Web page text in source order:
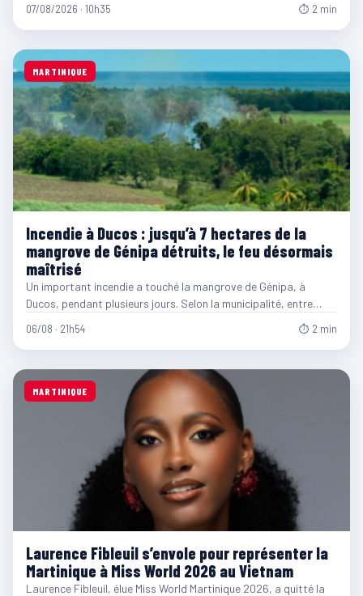
07/08/2026 · 10h35 ⏱ 2 min
MARTINIQUE
Incendie à Ducos : jusqu’à 7 hectares de la
mangrove de Génipa détruits, le feu désormais
maîtrisé
Un important incendie a touché la mangrove de Génipa, à
Ducos, pendant plusieurs jours. Selon la municipalité, entre…
06/08 · 21h54 ⏱ 2 min
MARTINIQUE
Laurence Fibleuil s’envole pour représenter la
Martinique à Miss World 2026 au Vietnam
Laurence Fibleuil, élue Miss World Martinique 2026, a quitté la